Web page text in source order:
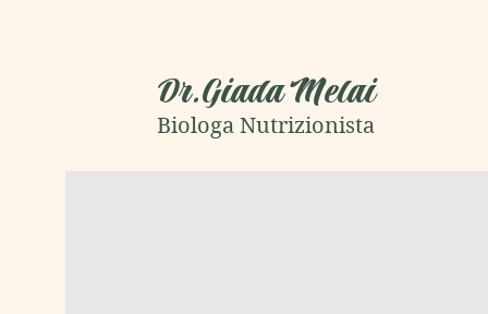
Dr.Giada Melai
Biologa Nutrizionista